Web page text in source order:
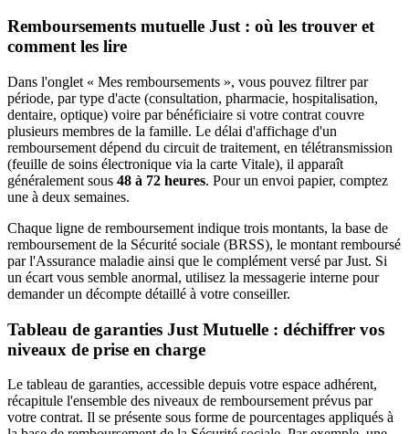
Remboursements mutuelle Just : où les trouver et
comment les lire
Dans l'onglet « Mes remboursements », vous pouvez filtrer par
période, par type d'acte (consultation, pharmacie, hospitalisation,
dentaire, optique) voire par bénéficiaire si votre contrat couvre
plusieurs membres de la famille. Le délai d'affichage d'un
remboursement dépend du circuit de traitement, en télétransmission
(feuille de soins électronique via la carte Vitale), il apparaît
généralement sous 48 à 72 heures. Pour un envoi papier, comptez
une à deux semaines.
Chaque ligne de remboursement indique trois montants, la base de
remboursement de la Sécurité sociale (BRSS), le montant remboursé
par l'Assurance maladie ainsi que le complément versé par Just. Si
un écart vous semble anormal, utilisez la messagerie interne pour
demander un décompte détaillé à votre conseiller.
Tableau de garanties Just Mutuelle : déchiffrer vos
niveaux de prise en charge
Le tableau de garanties, accessible depuis votre espace adhérent,
récapitule l'ensemble des niveaux de remboursement prévus par
votre contrat. Il se présente sous forme de pourcentages appliqués à